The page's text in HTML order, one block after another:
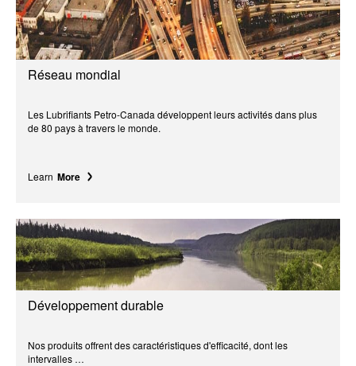
Réseau mondial
Les Lubrifiants Petro-Canada développent leurs activités dans plus
de 80 pays à travers le monde.
Learn More
Développement durable
Nos produits offrent des caractéristiques d'efficacité, dont les
intervalles …